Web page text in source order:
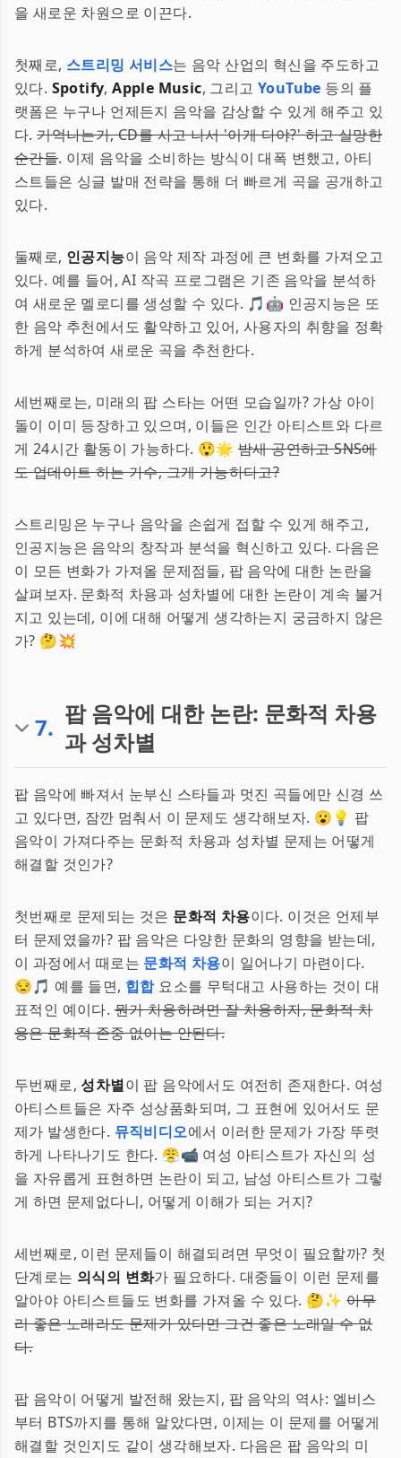
을 새로운 차원으로 이끈다.
첫째로, 스트리밍 서비스는 음악 산업의 혁신을 주도하고
있다. Spotify,Apple Music, 그리고YouTube 등의 플
랫폼은 누구나 언제든지 음악을 감상할 수 있게 해주고 있
다.기억나는가, CD를 사고 나서 '이게 다야?' 하고 실망한
순간들. 이제 음악을 소비하는 방식이 대폭 변했고, 아티
스트들은 싱글 발매 전략을 통해 더 빠르게 곡을 공개하고
있다.
둘째로, 인공지능이 음악 제작 과정에 큰 변화를 가져오고
있다. 예를 들어, AI 작곡 프로그램은 기존 음악을 분석하
여 새로운 멜로디를 생성할 수 있다. 🎵🤖 인공지능은 또
한 음악 추천에서도 활약하고 있어, 사용자의 취향을 정확
하게 분석하여 새로운 곡을 추천한다.
세번째로는, 미래의 팝 스타는 어떤 모습일까? 가상 아이
돌이 이미 등장하고 있으며, 이들은 인간 아티스트와 다르
게 24시간 활동이 가능하다. 😲🌟 밤새 공연하고 SNS에
도 업데이트 하는 가수, 그게 가능하다고?
스트리밍은 누구나 음악을 손쉽게 접할 수 있게 해주고,
인공지능은 음악의 창작과 분석을 혁신하고 있다. 다음은
이 모든 변화가 가져올 문제점들, 팝 음악에 대한 논란을
살펴보자. 문화적 차용과 성차별에 대한 논란이 계속 불거
지고 있는데, 이에 대해 어떻게 생각하는지 궁금하지 않은
가? 🤔💥
7. 팝 음악에 대한 논란: 문화적 차용
과 성차별
팝 음악에 빠져서 눈부신 스타들과 멋진 곡들에만 신경 쓰
고 있다면, 잠깐 멈춰서 이 문제도 생각해보자. 😮💡 팝
음악이 가져다주는 문화적 차용과 성차별 문제는 어떻게
해결할 것인가?
첫번째로 문제되는 것은 문화적 차용이다. 이것은 언제부
터 문제였을까? 팝 음악은 다양한 문화의 영향을 받는데,
이 과정에서 때로는 문화적 차용이 일어나기 마련이다.
😒🎵 예를 들면, 힙합요소를 무턱대고 사용하는 것이 대
표적인 예이다.뭔가 차용하려면 잘 차용하자, 문화적 차
용은 문화적 존중 없이는 안된다.
두번째로, 성차별이 팝 음악에서도 여전히 존재한다. 여성
아티스트들은 자주 성상품화되며, 그 표현에 있어서도 문
제가 발생한다. 뮤직비디오에서 이러한 문제가 가장 뚜렷
하게 나타나기도 한다. 😤📹 여성 아티스트가 자신의 성
을 자유롭게 표현하면 논란이 되고, 남성 아티스트가 그렇
게 하면 문제없다니, 어떻게 이해가 되는 거지?
세번째로, 이런 문제들이 해결되려면 무엇이 필요할까? 첫
단계로는 의식의 변화가 필요하다. 대중들이 이런 문제를
알아야 아티스트들도 변화를 가져올 수 있다. 🤔✨아무
리 좋은 노래라도 문제가 있다면 그건 좋은 노래일 수 없
다.
팝 음악이 어떻게 발전해 왔는지, 팝 음악의 역사: 엘비스
부터 BTS까지를 통해 알았다면, 이제는 이 문제를 어떻게
해결할 것인지도 같이 생각해보자. 다음은 팝 음악의 미